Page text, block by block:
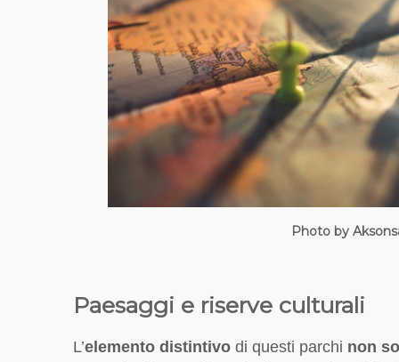
Photo by
Paesaggi e riserve culturali
L’elemento distintivo di questi parchi non